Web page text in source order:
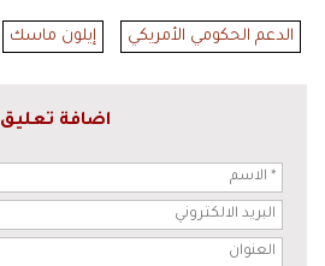
الدعم الحكومي الأمريكي إيلون ماسك
اضافة تعليق